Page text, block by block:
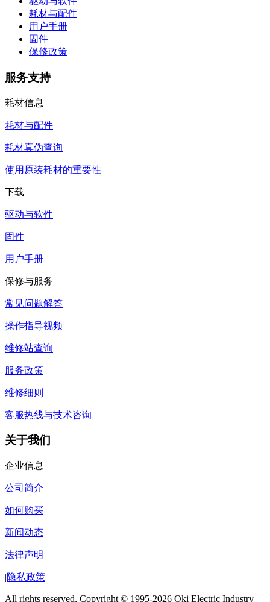
耗材与配件
用户手册
固件
保修政策
服务支持
耗材信息
耗材与配件
耗材真伪查询
使用原装耗材的重要性
下载
驱动与软件
固件
用户手册
保修与服务
常见问题解答
操作指导视频
维修站查询
服务政策
维修细则
客服热线与技术咨询
关于我们
企业信息
公司简介
如何购买
新闻动态
法律声明
|隐私政策
All rights reserved, Copyright © 1995-2026 Oki Electric Industry